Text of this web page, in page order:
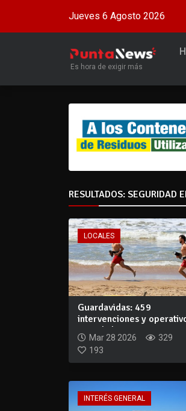
Jueves 6 Agosto 2026
Es hora de exigir más
RESULTADOS: SEGURIDAD
LOCALES
Guardavidas: 459
intervenciones y
en toda la costa...
Mar 28 2026
329
193
INTERÉS GENERAL